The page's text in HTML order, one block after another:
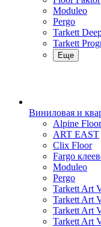
Moduleo
Pergo
Tarkett
Tarkett
Еще
Виниловая и
Alpine Floor
ART EAST
Clix Floor
Fargo
Moduleo
Pergo
Tarkett Art
Tarkett Art
Tarkett Art
Tarkett Art